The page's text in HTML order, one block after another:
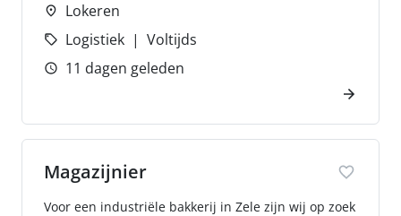
Lokeren
Logistiek
Voltijds
11 dagen geleden
Magazijnier
Voor een industriële bakkerij in Zele zijn wij op zoek